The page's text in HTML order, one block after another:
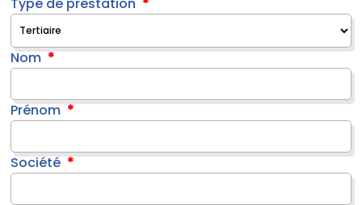
Type de prestation
Nom
Prénom
Société